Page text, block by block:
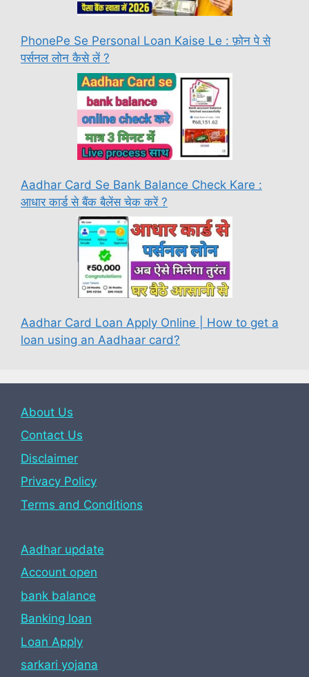
PhonePe Se Personal Loan Kaise Le : फ़ोन पे से
पर्सनल लोन कैसे लें ?
Aadhar Card Se Bank Balance Check Kare :
आधार कार्ड से बैंक बैलेंस चेक करें ?
Aadhar Card Loan Apply Online | How to get a
loan using an Aadhaar card?
About Us
Contact Us
Disclaimer
Privacy Policy
Terms and Conditions
Aadhar update
Account open
bank balance
Banking loan
Loan Apply
sarkari yojana